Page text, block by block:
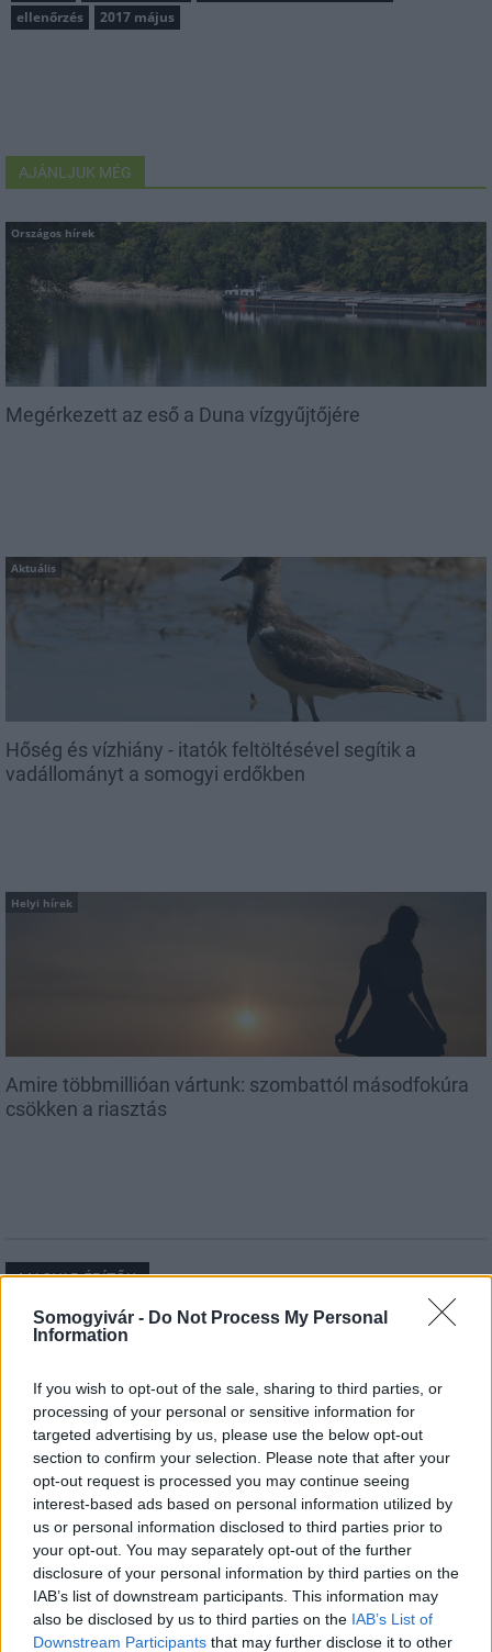
Somogyivár - Do Not Process My Personal
Information
If you wish to opt-out of the sale, sharing to third parties, or
processing of your personal or sensitive information for
targeted advertising by us, please use the below opt-out
section to confirm your selection. Please note that after your
opt-out request is processed you may continue seeing
interest-based ads based on personal information utilized by
us or personal information disclosed to third parties prior to
your opt-out. You may separately opt-out of the further
disclosure of your personal information by third parties on the
IAB’s list of downstream participants. This information may
also be disclosed by us to third parties on the IAB’s List of
Downstream Participants that may further disclose it to other
ellenőrzés
2017 május
AJÁNLJUK MÉG
Országos hírek
Megérkezett az eső a Duna vízgyűjtőjére
Aktuális
Hőség és vízhiány - itatók feltöltésével segítik a
vadállományt a somogyi erdőkben
Helyi hírek
Amire többmillióan vártunk: szombattól másodfokúra
csökken a riasztás
MAGYAR ÉPÍTŐK
Mi épül?
Belváros-Lipótváros
játszótér